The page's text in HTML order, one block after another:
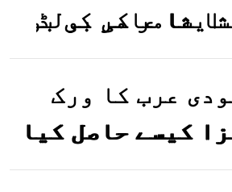
عامر کی بولڈ
وائرل ہو
عرب کا ورک
کیسے حاصل کیا
ہے؟جانیے